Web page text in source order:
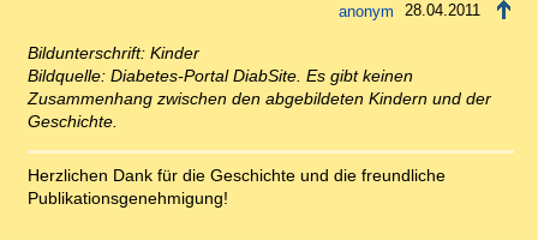
28.04.2011
Bildunterschrift: Kinder
Bildquelle: Diabetes-Portal DiabSite. Es gibt keinen
Zusammenhang zwischen den abgebildeten Kindern und der
Geschichte.
Herzlichen Dank für die Geschichte und die freundliche
Publikationsgenehmigung!